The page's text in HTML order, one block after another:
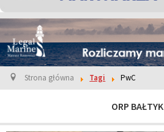
Strona główna Tagi PwC
ORP BAŁTYK